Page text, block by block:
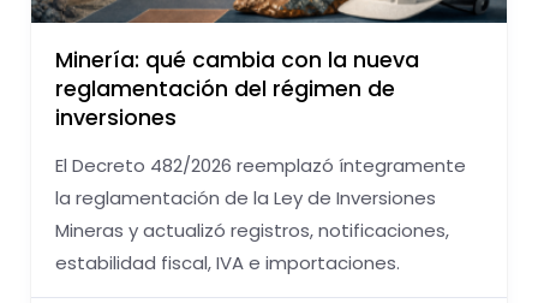
Minería: qué cambia con la nueva
reglamentación del régimen de
inversiones
El Decreto 482/2026 reemplazó íntegramente
la reglamentación de la Ley de Inversiones
Mineras y actualizó registros, notificaciones,
estabilidad fiscal, IVA e importaciones.